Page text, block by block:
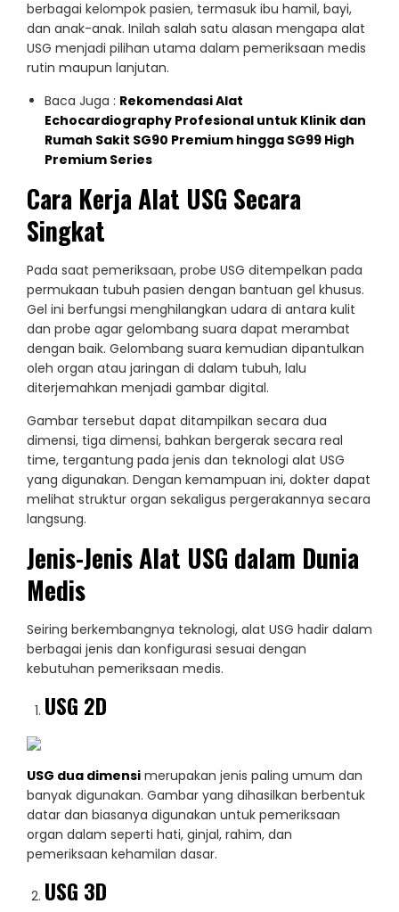
berbagai kelompok pasien, termasuk ibu hamil, bayi,
dan anak-anak. Inilah salah satu alasan mengapa alat
USG menjadi pilihan utama dalam pemeriksaan medis
rutin maupun lanjutan.
Baca Juga : Rekomendasi Alat
Echocardiography Profesional untuk Klinik dan
Rumah Sakit SG90 Premium hingga SG99 High
Premium Series
Cara Kerja Alat USG Secara
Singkat
Pada saat pemeriksaan, probe USG ditempelkan pada
permukaan tubuh pasien dengan bantuan gel khusus.
Gel ini berfungsi menghilangkan udara di antara kulit
dan probe agar gelombang suara dapat merambat
dengan baik. Gelombang suara kemudian dipantulkan
oleh organ atau jaringan di dalam tubuh, lalu
diterjemahkan menjadi gambar digital.
Gambar tersebut dapat ditampilkan secara dua
dimensi, tiga dimensi, bahkan bergerak secara real
time, tergantung pada jenis dan teknologi alat USG
yang digunakan. Dengan kemampuan ini, dokter dapat
melihat struktur organ sekaligus pergerakannya secara
langsung.
Jenis-Jenis Alat USG dalam Dunia
Medis
Seiring berkembangnya teknologi, alat USG hadir dalam
berbagai jenis dan konfigurasi sesuai dengan
kebutuhan pemeriksaan medis.
USG 2D
USG dua dimensi merupakan jenis paling umum dan
banyak digunakan. Gambar yang dihasilkan berbentuk
datar dan biasanya digunakan untuk pemeriksaan
organ dalam seperti hati, ginjal, rahim, dan
pemeriksaan kehamilan dasar.
USG 3D